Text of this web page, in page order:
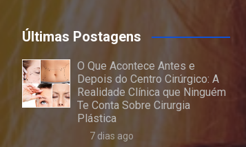
Últimas Postagens
O Que Acontece Antes e
Depois do Centro Cirúrgico: A
Realidade Clínica que Ninguém
Te Conta Sobre Cirurgia
Plástica
7 dias ago